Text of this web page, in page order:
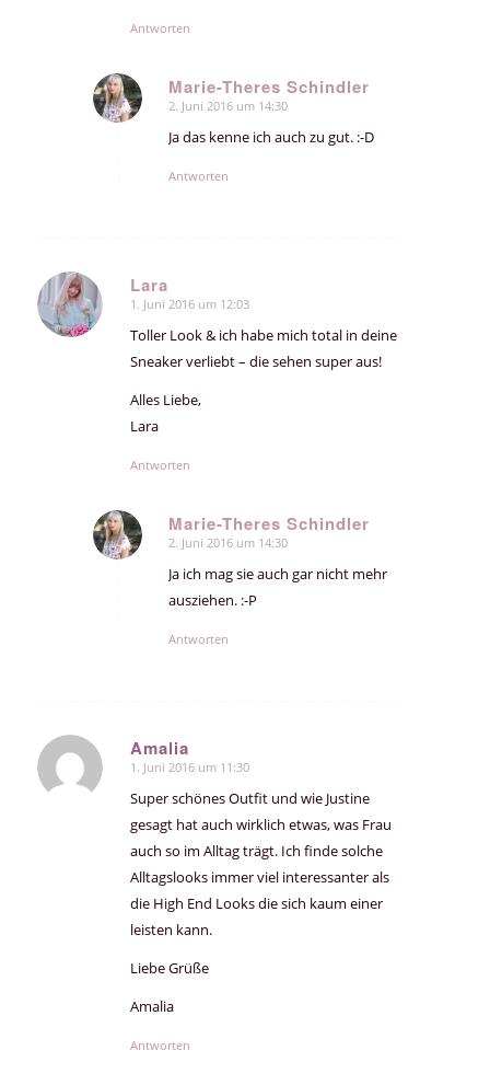
Antworten
Marie-Theres Schindler
sagte:
2. Juni 2016 um 14:30
Ja das kenne ich auch zu gut. :-D
Antworten
Lara
sagte:
1. Juni 2016 um 12:03
Toller Look & ich habe mich total in deine
Sneaker verliebt – die sehen super aus!
Alles Liebe,
Lara
Antworten
Marie-Theres Schindler
sagte:
2. Juni 2016 um 14:30
Ja ich mag sie auch gar nicht mehr
ausziehen. :-P
Antworten
Amalia
sagte:
1. Juni 2016 um 11:30
Super schönes Outfit und wie Justine
gesagt hat auch wirklich etwas, was Frau
auch so im Alltag trägt. Ich finde solche
Alltagslooks immer viel interessanter als
die High End Looks die sich kaum einer
leisten kann.
Liebe Grüße
Amalia
Antworten